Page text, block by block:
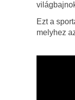
Ezt a
melyhez